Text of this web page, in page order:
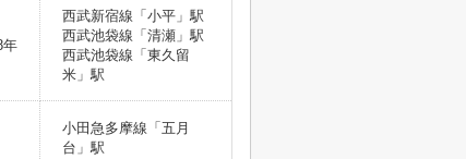
年
西武新宿線「小平」駅
西武池袋線「清瀬」駅
西武池袋線「東久留
米」駅
小田急多摩線「五月
台」駅